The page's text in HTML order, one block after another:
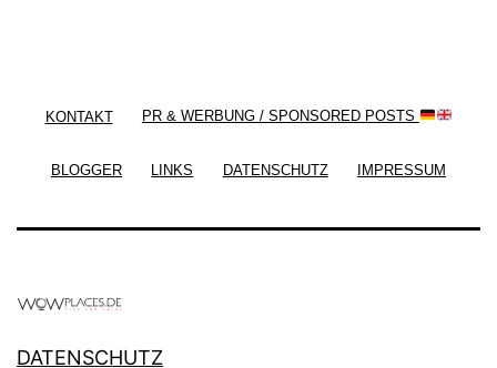
KONTAKT PR & WERBUNG / SPONSORED POSTS
BLOGGER LINKS DATENSCHUTZ IMPRESSUM
DATENSCHUTZ